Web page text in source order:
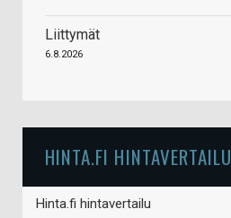
Liittymät
6.8.2026
HINTA.FI HINTAVERTAILU
Hinta.fi hintavertailu